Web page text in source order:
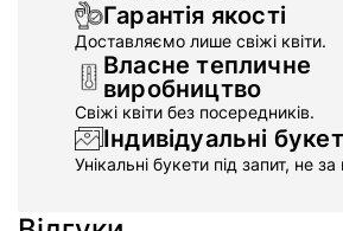
Гарантія якості
Доставляємо лише свіжі квіти.
Власне тепличне
виробництво
Свіжі квіти без посередників.
Індивідуальні
Унікальні букети під запит, не